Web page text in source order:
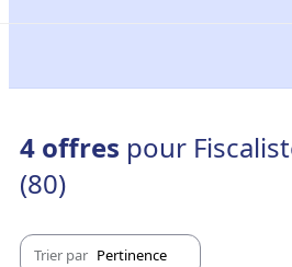
4 offres pour
(80)
Trier par Pertinence